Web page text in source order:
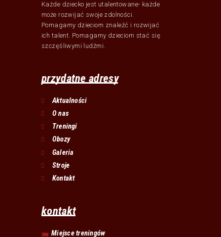
Każde dziecko jest utalentowane- każde
może rozwijać swoje zdolności.
Pomagamy dzieciom znaleźć i rozwijać
ich talent. Pomagamy dzieciom stać się
szczęśliwymi ludźmi.
przydatne adresy
Aktualności
O nas
Treningi
Obozy
Galeria
Stroje
Kontakt
kontakt
Miejsce treningów